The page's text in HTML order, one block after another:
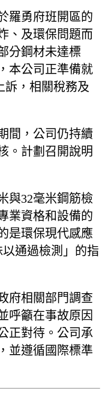
羅勇府班開區的
、及環保問題而
分鋼材未達標
本公司正準備就
訴，相關稅務及
間，公司仍持續
。計劃召開說明
與32毫米鋼筋檢
業資格和設備的
是環保現代感應
通過檢測」的指
府相關部門調查
呼籲在事故原因
正對待。公司承
並遵循國際標準